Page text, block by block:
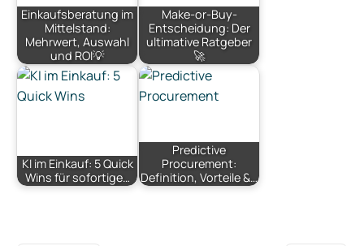
Einkaufsberatung im
Mittelstand:
Mehrwert, Auswahl
und ROI💡
Make-or-Buy-
Entscheidung: Der
ultimative Ratgeber
🚀
KI im Einkauf: 5 Quick
Wins für sofortige…
Predictive
Procurement:
Definition, Vorteile &…